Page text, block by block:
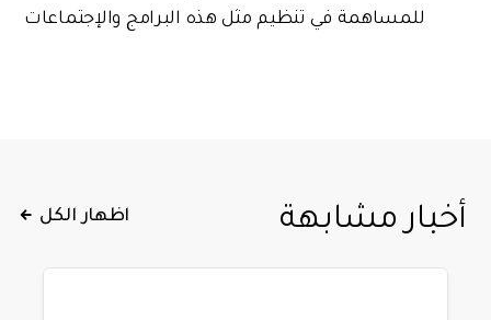
للمساهمة في تنظيم مثل هذه البرامج والإجتماعات
أخبار مشابهة اظهار الكل